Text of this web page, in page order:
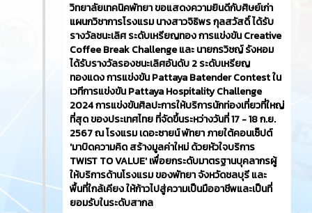
วิทยาลัยเทคนิคพัทยา ขอแสดงความยินดีกับศิษย์เก่า
แผนกวิชาการโรงแรม นางสาวจิธิพร กุลสวัสดิ์ ได้รับ
รางวัลชนะเลิศ ระดับเหรียญทอง การแข่งขัน Creative
Coffee Break Challenge และ นายกรวิชญ์ รังหอม
ได้รับรางวัลรองชนะเลิศอันดับ 2 ระดับเหรียญ
ทองแดง การแข่งขัน Pattaya Batender Contest ใน
เวทีการแข่งขัน Pattaya Hospitality Challenge
2024 การแข่งขันศิลปะการให้บริการนักท่องเที่ยวที่ใหญ่
ที่สุด ของประเทศไทย ที่จัดขึ้นระหว่างวันที่ 17 - 18 ก.ย.
2567 ณ โรงแรม เดอะซายน์ พัทยา ภายใต้คอนเซ็ปต์
'มาบิดความคิด สร้างมูลค่าใหม่ ด้วยหัวใจบริการ
TWIST TO VALUE' เพื่อยกระดับมาตรฐานบุคลากรผู้
ให้บริการด้านโรงแรม ของพัทยา จังหวัดชลบุรี และ
พื้นที่ใกล้เคียง ให้ก้าวไปสู่ความเป็นมืออาชีพและเป็นที่
ยอมรับในระดับสากล